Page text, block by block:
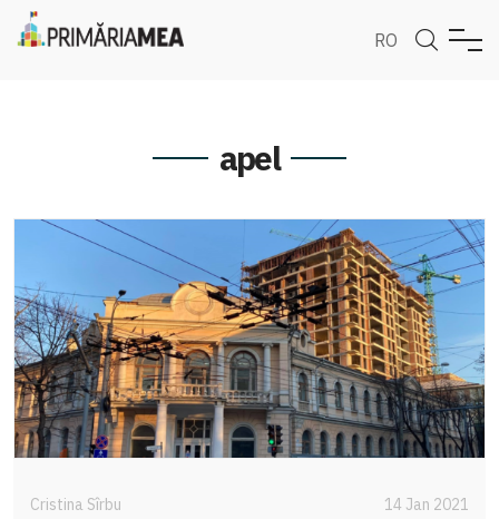
RO
apel
Cristina Sîrbu 14 Jan 2021